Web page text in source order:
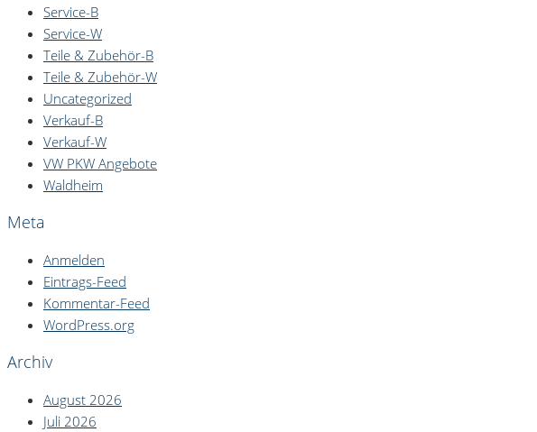
Service-B
Service-W
Teile & Zubehör-B
Teile & Zubehör-W
Uncategorized
Verkauf-B
Verkauf-W
VW PKW Angebote
Waldheim
Meta
Anmelden
Eintrags-Feed
Kommentar-Feed
WordPress.org
Archiv
August 2026
Juli 2026